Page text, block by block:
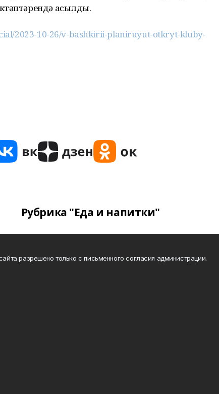
асылды.
2023-10-26/v-bashkirii-planiruyut-otkryt-kluby-
Рубрика "Еда и напитки"
разрешено только с письменного согласия администрации.